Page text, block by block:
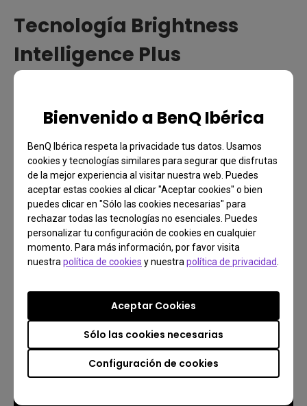
Bienvenido a BenQ Ibérica
BenQ Ibérica respeta la privacidade tus datos. Usamos
cookies y tecnologías similares para segurar que disfrutas
de la mejor experiencia al visitar nuestra web. Puedes
aceptar estas cookies al clicar "Aceptar cookies" o bien
puedes clicar en "Sólo las cookies necesarias" para
rechazar todas las tecnologías no esenciales. Puedes
personalizar tu configuración de cookies en cualquier
momento. Para más información, por favor visita
nuestra política de cookies y nuestra política de privacidad
Configuración de cookies
Sólo las cookies necesarias
Aceptar Cookies
Tecnología Brightness
Intelligence Plus
(B.I.+Tech)
La tecnología Brightness Intelligence Plus
de luz ambiental incorporado detecta los cambios
en los niveles de luz y la temperatura de color en el
entorno de visualización, ajustando
automáticamente el brillo y la temperatura de color
de la pantalla para adaptarse al entorno. Además,
ajusta gradualmente el brillo en función del tiempo